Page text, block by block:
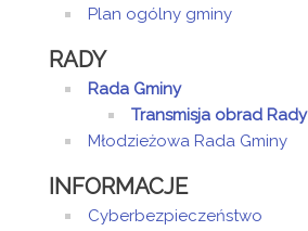
Plan ogólny gminy
RADY
Rada Gminy
Transmisja obrad Rady
Młodzieżowa Rada Gminy
INFORMACJE
Cyberbezpieczeństwo